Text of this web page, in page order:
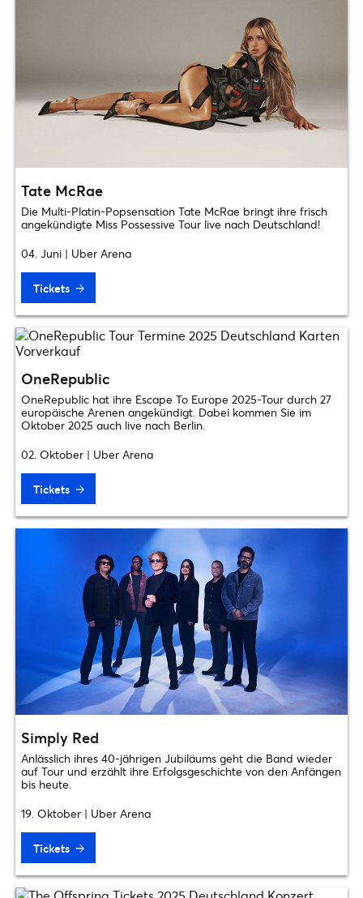
Tate McRae
Die Multi-Platin-Popsensation Tate McRae bringt ihre frisch
angekündigte Miss Possessive Tour live nach Deutschland!
04. Juni | Uber Arena
Tickets
OneRepublic
OneRepublic hat ihre Escape To Europe 2025-Tour durch 27
europäische Arenen angekündigt. Dabei kommen Sie im
Oktober 2025 auch live nach Berlin.
02. Oktober | Uber Arena
Tickets
Simply Red
Anlässlich ihres 40-jährigen Jubiläums geht die Band wieder
auf Tour und erzählt ihre Erfolgsgeschichte von den Anfängen
bis heute.
19. Oktober | Uber Arena
Tickets